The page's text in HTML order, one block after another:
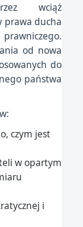
wciąż
prawa ducha
od nowa
do
państwa
czym jest
w opartym
i